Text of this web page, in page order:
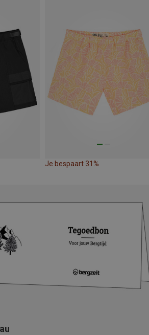
Je bespaart 31%